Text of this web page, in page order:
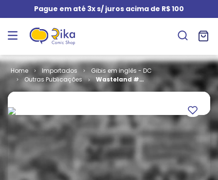
Pague em até 3x s/ juros acima de R$ 100
Importados
Gibis em inglês - DC
Outras Publicações
Wasteland #
14